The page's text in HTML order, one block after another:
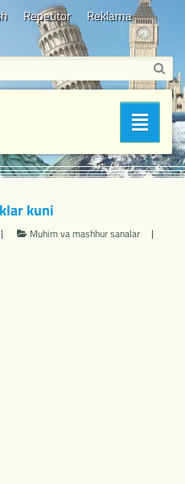
Repetitor
Reklama
Bo'limlar
/ 4-may Yaponiyada
kuni
Muhim va mashhur sanalar